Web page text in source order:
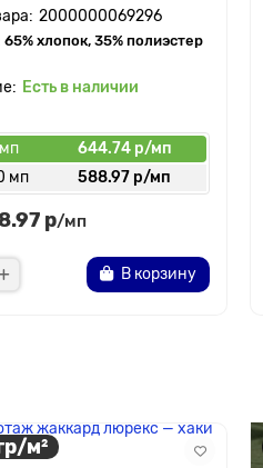
2000000069296
65% хлопок, 35% полиэстер
Есть в наличии
644.74 р/мп
мп
588.97 р/мп
р/мп
В корзину
м²